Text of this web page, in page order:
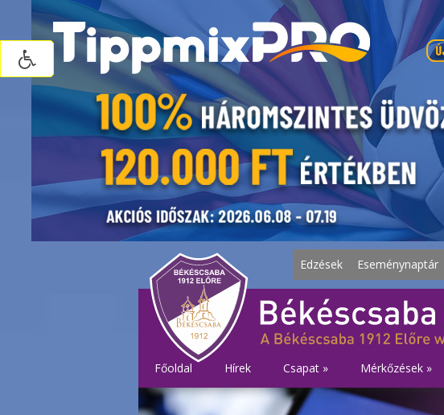
Edzések Eseménynaptár
Főoldal Hírek Csapat » Mérkőzések »